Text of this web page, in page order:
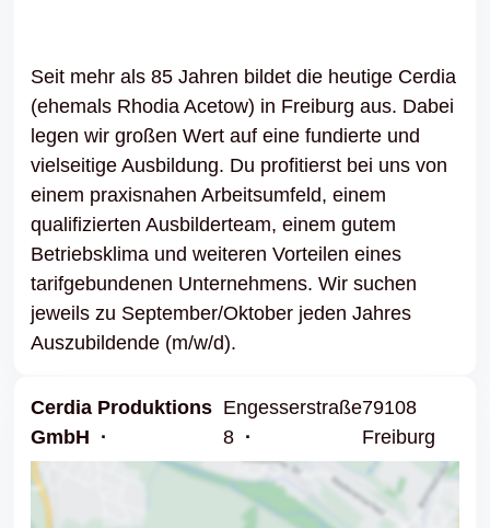
Seit mehr als 85 Jahren bildet die heutige Cerdia
(ehemals Rhodia Acetow) in Freiburg aus. Dabei
legen wir großen Wert auf eine fundierte und
vielseitige Ausbildung. Du profitierst bei uns von
einem praxisnahen Arbeitsumfeld, einem
qualifizierten Ausbilderteam, einem gutem
Betriebsklima und weiteren Vorteilen eines
tarifgebundenen Unternehmens. Wir suchen
jeweils zu September/Oktober jeden Jahres
Auszubildende (m/w/d).
Cerdia Produktions
GmbH
Engesserstraße
8
79108
Freiburg